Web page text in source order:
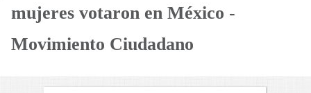
are
here
mujeres votaron en México -
Movimiento Ciudadano